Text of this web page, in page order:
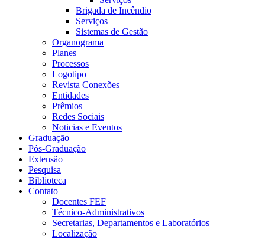
Brigada de Incêndio
Serviços
Sistemas de Gestão
Organograma
Planes
Processos
Logotipo
Revista Conexões
Entidades
Prêmios
Redes Sociais
Noticias e Eventos
Graduação
Pós-Graduação
Extensão
Pesquisa
Biblioteca
Contato
Docentes FEF
Técnico-Administrativos
Secretarias, Departamentos e Laboratórios
Localização